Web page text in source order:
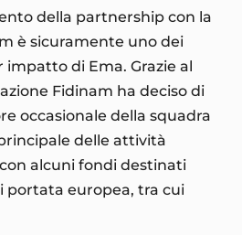
della partnership con la
è sicuramente uno dei
di Ema. Grazie al
Fidinam ha deciso di
occasionale della squadra
delle attività
alcuni fondi destinati
portata europea, tra cui